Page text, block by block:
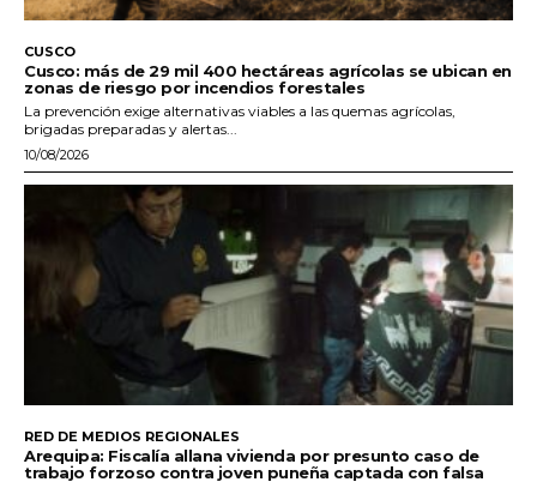
CUSCO
Cusco: más de 29 mil 400 hectáreas agrícolas se ubican en
zonas de riesgo por incendios forestales
La prevención exige alternativas viables a las quemas agrícolas,
brigadas preparadas y alertas...
10/08/2026
RED DE MEDIOS REGIONALES
Arequipa: Fiscalía allana vivienda por presunto caso de
trabajo forzoso contra joven puneña captada con falsa